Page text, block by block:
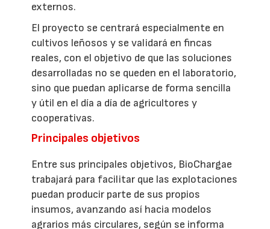
externos.
El proyecto se centrará especialmente en
cultivos leñosos y se validará en fincas
reales, con el objetivo de que las soluciones
desarrolladas no se queden en el laboratorio,
sino que puedan aplicarse de forma sencilla
y útil en el día a día de agricultores y
cooperativas.
Principales objetivos
Entre sus principales objetivos, BioChargae
trabajará para facilitar que las explotaciones
puedan producir parte de sus propios
insumos, avanzando así hacia modelos
agrarios más circulares, según se informa